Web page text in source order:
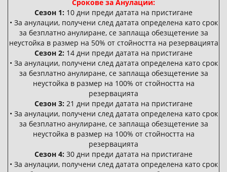
Срокове за Анулации:
Сезон 1: 10 дни преди датата на пристигане
• За анулации, получени след датата определена като срок
за безплатно анулиране, се заплаща обезщетение за
неустойка в размер на 50% от стойността на резервацията
Сезон 2: 14 дни преди датата на пристигане
• За анулации, получени след датата определена като срок
за безплатно анулиране, се заплаща обезщетение за
неустойка в размер на 100% от стойността на
резервацията
Сезон 3: 21 дни преди датата на пристигане
• За анулации, получени след датата определена като срок
за безплатно анулиране, се заплаща обезщетение за
неустойка в размер на 100% от стойността на
резервацията
Сезон 4: 30 дни преди датата на пристигане
• За анулации, получени след датата определена като срок